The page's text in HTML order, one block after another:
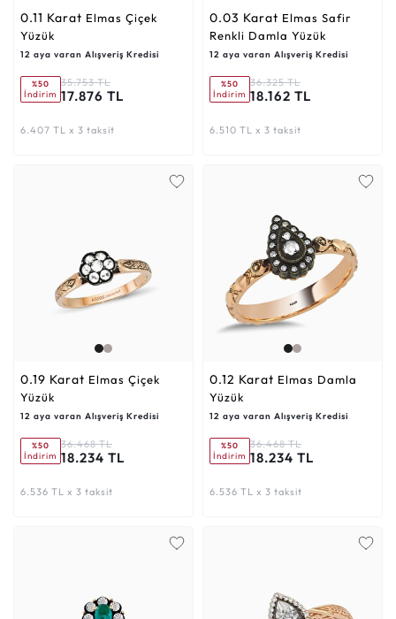
0.11 Karat
Yüzük
12 aya varan Alışveriş Kredisi
%50
İndirim
35.753 TL
17.876 TL
6.407 TL x 3 taksit
0.03 Karat
Renkli Damla Yüzük
12 aya varan Alışveriş Kredisi
%50
İndirim
36.325 TL
18.162 TL
6.510 TL x 3 taksit
0.19 Karat
Yüzük
12 aya varan Alışveriş Kredisi
%50
İndirim
36.468 TL
18.234 TL
6.536 TL x 3 taksit
0.12 Karat
Yüzük
12 aya varan Alışveriş Kredisi
%50
İndirim
36.468 TL
18.234 TL
6.536 TL x 3 taksit